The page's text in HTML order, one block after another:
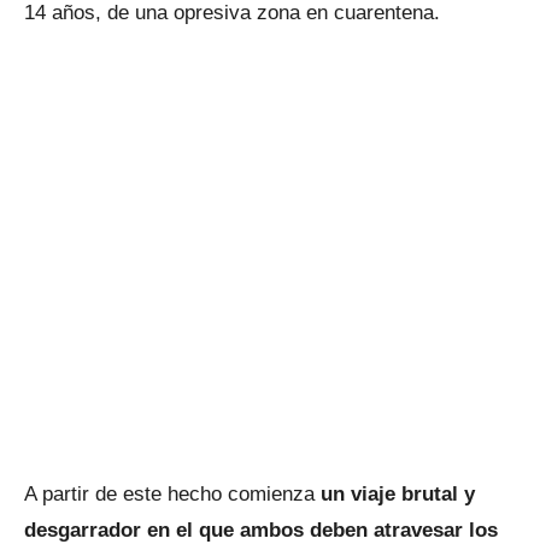
14 años, de una opresiva zona en cuarentena.
A partir de este hecho comienza un viaje brutal y
desgarrador en el que ambos deben atravesar los